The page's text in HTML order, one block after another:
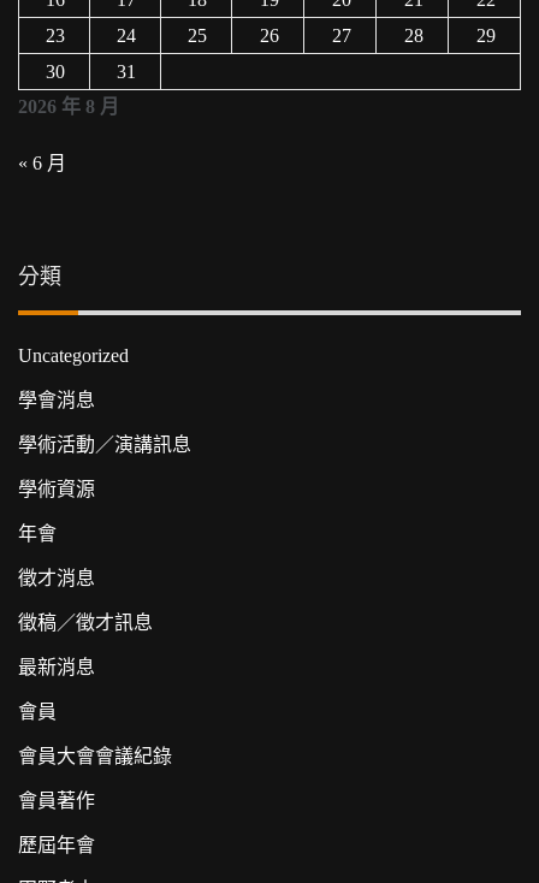
2026 年 8 月
23
24 25 26 27 28
29
30
31
« 6 月
分類
Uncategorized
學會消息
學術活動／演講訊息
學術資源
年會
徵才消息
徵稿／徵才訊息
最新消息
會員
會員大會會議紀錄
會員著作
歷屆年會